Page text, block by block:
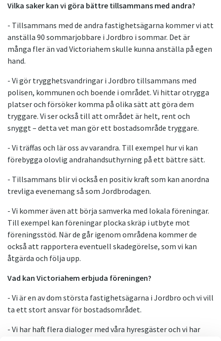
Vilka saker kan vi göra bättre tillsammans med andra?
- Tillsammans med de andra fastighetsägarna kommer vi att
anställa 90 sommarjobbare i Jordbro i sommar. Det är
många fler än vad Victoriahem skulle kunna anställa på egen
hand.
- Vi gör trygghetsvandringar i Jordbro tillsammans med
polisen, kommunen och boende i området. Vi hittar otrygga
platser och försöker komma på olika sätt att göra dem
tryggare. Vi ser också till att området är helt, rent och
snyggt – detta vet man gör ett bostadsområde tryggare.
- Vi träffas och lär oss av varandra. Till exempel hur vi kan
förebygga olovlig andrahandsuthyrning på ett bättre sätt.
- Tillsammans blir vi också en positiv kraft som kan anordna
trevliga evenemang så som Jordbrodagen.
- Vi kommer även att börja samverka med lokala föreningar.
Till exempel kan föreningar plocka skräp i utbyte mot
föreningsstöd. När de går igenom områdena kommer de
också att rapportera eventuell skadegörelse, som vi kan
åtgärda och följa upp.
Vad kan Victoriahem erbjuda föreningen?
- Vi är en av dom största fastighetsägarna i Jordbro och vi vill
ta ett stort ansvar för bostadsområdet.
- Vi har haft flera dialoger med våra hyresgäster och vi har